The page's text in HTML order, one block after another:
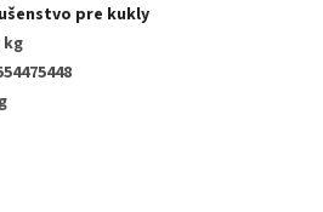
pre kukly
kg